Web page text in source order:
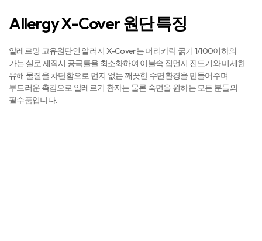
Allergy X-Cover 원단 특징
알레르망 고유원단인 알러지 X-Cover는 머리카락 굵기 1/100이하의
가는 실로 제직시 공극률을 최소화하여 이불속 집먼지 진드기와 미세한
유해 물질을 차단함으로 먼지 없는 깨끗한 수면환경을 만들어주며
부드러운 촉감으로 알레르기 환자는 물론 숙면을 원하는 모든 분들의
필수품입니다.